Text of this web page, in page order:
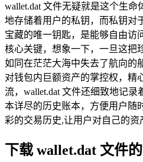
wallet.dat 文件无疑就是这个生命
地存储着用户的私钥，而私钥对
宝藏的唯一钥匙，是能够自由访
核心关键，想象一下，一旦这把
如同在茫茫大海中失去了航向的
对钱包内巨额资产的掌控权，精
流，wallet.dat 文件还细致地记
本详尽的历史账本，方便用户随
彩的交易历史,让用户对自己的资
下载 wallet.dat 文件